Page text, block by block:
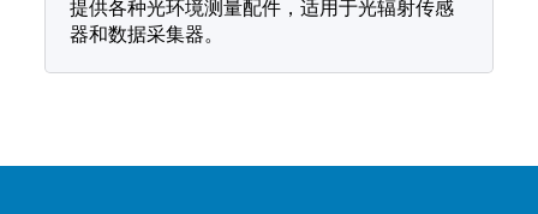
提供各种光环境测量配件，适用于光辐射传感
器和数据采集器。